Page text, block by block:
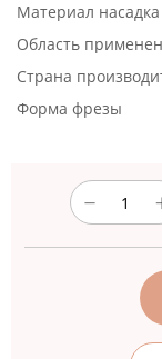
Материал насадка
Область
Страна
Форма фрезы